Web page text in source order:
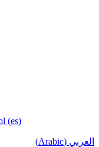
(es)
العربي (Arabic)